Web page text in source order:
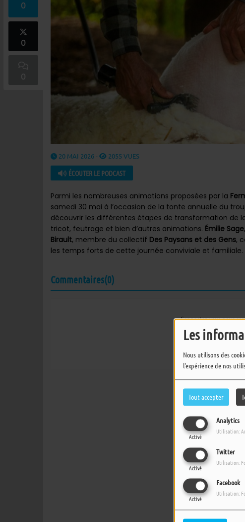
Les
Nous utilisons des
l'expérience de nos
Tout accepter
Analytics
Activé
Utilisation:
Twitter
Activé
Utilisation:
Facebook
Activé
Utilisation:
0
0
0
20 MAI 2026 - 2055 VUES
ÉCOUTER LE PODCAST
Parmi les nombreuses animations proposées par la
samedi 30 mai à l’occasion de la tonte annuelle du
découvrir les différentes étapes de transformation de
tricot, feutrage et bien d’autres animations. Émilie Sage
Birault, membre du collectif Des Paysans et des Gens,
les temps forts de cette journée conviviale et familiale.
Commentaires(0)
Connectez-vous pour
SE